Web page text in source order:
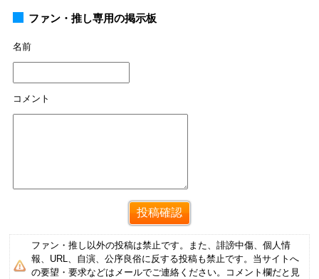
ファン・推し専用の掲示板
名前
コメント
ファン・推し以外の投稿は禁止です。また、誹謗中傷、個人情
報、URL、自演、公序良俗に反する投稿も禁止です。当サイトへ
の要望・要求などはメールでご連絡ください。コメント欄だと見